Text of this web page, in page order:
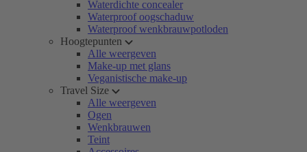
Waterdichte concealer
Waterproof oogschaduw
Waterproof wenkbrauwpotloden
Hoogtepunten
Alle weergeven
Make-up met glans
Veganistische make-up
Travel Size
Alle weergeven
Ogen
Wenkbrauwen
Teint